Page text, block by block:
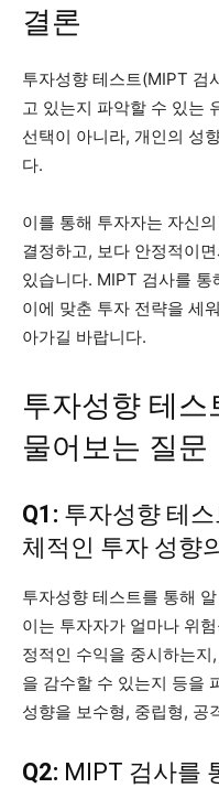
결론
투자성향 테스트(MIPT 검
고 있는지 파악할 수 있는
선택이 아니라, 개인의 성
다.
이를 통해 투자자는 자신
결정하고, 보다 안정적이
있습니다. MIPT 검사를
이에 맞춘 투자 전략을 세
아가길 바랍니다.
투자성향 테스
물어보는 질문
Q1: 투자성향 테
체적인 투자 성향
투자성향 테스트를 통해
이는 투자자가 얼마나 위
정적인 수익을 중시하는
을 감수할 수 있는지 등을
성향을 보수형, 중립형, 공
Q2: MIPT 검사를